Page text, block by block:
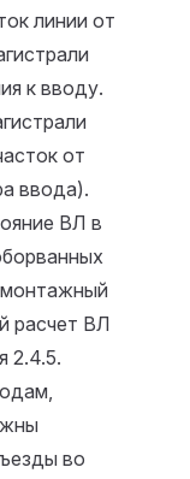
линии от
к вводу.
от
ввода).
ВЛ в
расчет ВЛ
2.4.5.
во